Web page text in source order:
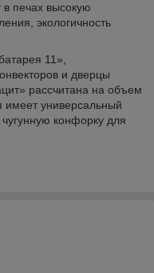
в печах высокую
экологичность
11»,
и дверцы
рассчитана на объем
универсальный
конфорку для